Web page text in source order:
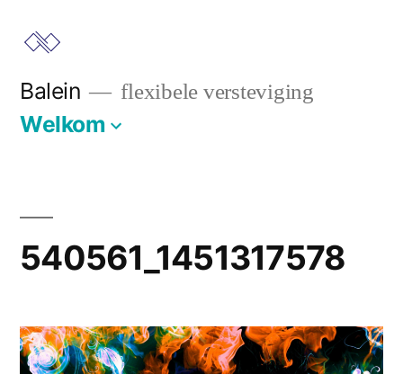
naar
inhoud
Balein flexibele versteviging
Welkom
540561_1451317578